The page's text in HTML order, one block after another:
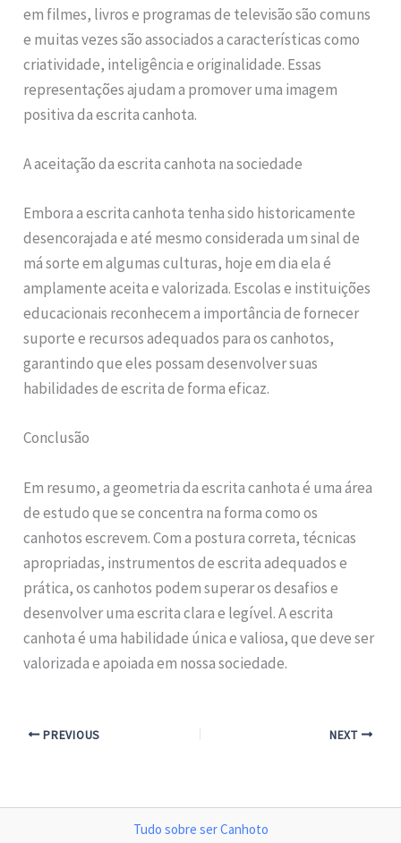
em filmes, livros e programas de televisão são comuns
e muitas vezes são associados a características como
criatividade, inteligência e originalidade. Essas
representações ajudam a promover uma imagem
positiva da escrita canhota.
A aceitação da escrita canhota na sociedade
Embora a escrita canhota tenha sido historicamente
desencorajada e até mesmo considerada um sinal de
má sorte em algumas culturas, hoje em dia ela é
amplamente aceita e valorizada. Escolas e instituições
educacionais reconhecem a importância de fornecer
suporte e recursos adequados para os canhotos,
garantindo que eles possam desenvolver suas
habilidades de escrita de forma eficaz.
Conclusão
Em resumo, a geometria da escrita canhota é uma área
de estudo que se concentra na forma como os
canhotos escrevem. Com a postura correta, técnicas
apropriadas, instrumentos de escrita adequados e
prática, os canhotos podem superar os desafios e
desenvolver uma escrita clara e legível. A escrita
canhota é uma habilidade única e valiosa, que deve ser
valorizada e apoiada em nossa sociedade.
PREVIOUS NEXT
Tudo sobre ser Canhoto